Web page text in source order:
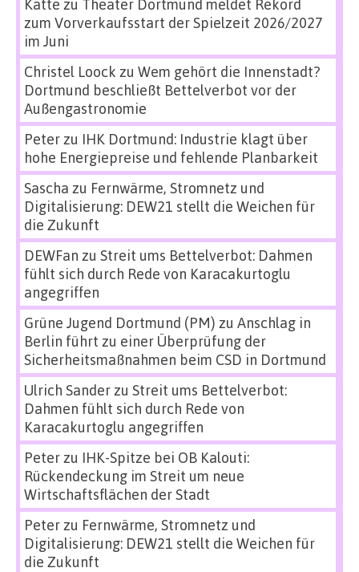
Katte zu Theater Dortmund meldet Rekord
zum Vorverkaufsstart der Spielzeit 2026/2027
im Juni
Christel Loock zu Wem gehört die Innenstadt?
Dortmund beschließt Bettelverbot vor der
Außengastronomie
Peterzu IHK Dortmund: Industrie klagt über
hohe Energiepreise und fehlende Planbarkeit
Sascha zu Fernwärme, Stromnetz und
Digitalisierung: DEW21 stellt die Weichen für
die Zukunft
DEWFan zu Streit ums Bettelverbot: Dahmen
fühlt sich durch Rede von Karacakurtoglu
angegriffen
Grüne Jugend Dortmund (PM) zu Anschlag in
Berlin führt zu einer Überprüfung der
Sicherheitsmaßnahmen beim CSD in Dortmund
Ulrich Sanderzu Streit ums Bettelverbot:
Dahmen fühlt sich durch Rede von
Karacakurtoglu angegriffen
Peterzu IHK-Spitze bei OB Kalouti:
Rückendeckung im Streit um neue
Wirtschaftsflächen der Stadt
Peterzu Fernwärme, Stromnetz und
Digitalisierung: DEW21 stellt die Weichen für
die Zukunft